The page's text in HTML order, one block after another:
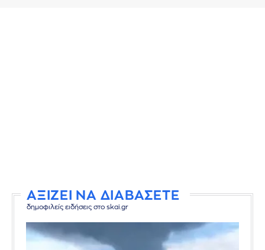
ΑΞΙΖΕΙ ΝΑ ΔΙΑΒΑΣΕΤΕ
δημοφιλείς ειδήσεις στο skai.gr